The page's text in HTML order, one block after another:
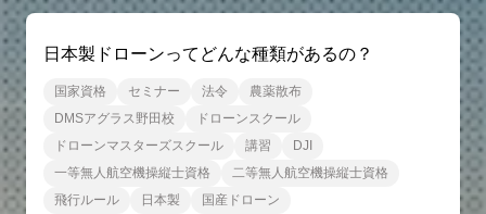
日本製ドローンってどんな種類があるの？
国家資格 セミナー 法令
農薬散布
DMSアグラス野田校
ドローンスクール
ドローンマスターズスクール
講習
DJI
一等無人航空機操縦士資格
二等無人航空機操縦士資格
飛行ルール
日本製 国産ドローン